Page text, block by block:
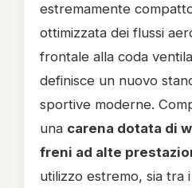
estremamente
ottimizzata dei flussi
frontale alla coda
definisce un nuovo
sportive moderne.
una carena dotata di
freni ad alte
utilizzo estremo, sia tra